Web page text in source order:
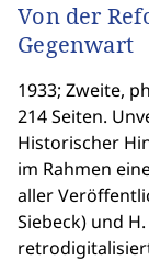
Von der
Gegenwart
1933; Zweite,
214 Seiten.
Historischer
im Rahmen
aller
Siebeck) und